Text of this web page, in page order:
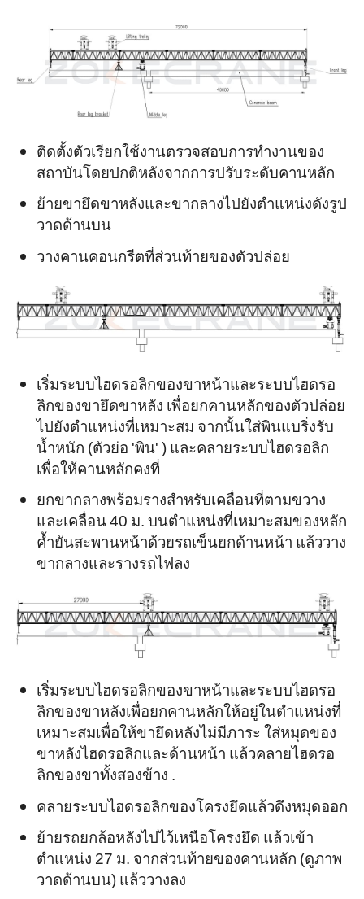
ติดตั้งตัวเรียกใช้งานตรวจสอบการทำงานของ
สถาบันโดยปกติหลังจากการปรับระดับคานหลัก
ย้ายขายึดขาหลังและขากลางไปยังตำแหน่งดังรูป
วาดด้านบน
วางคานคอนกรีตที่ส่วนท้ายของตัวปล่อย
เริ่มระบบไฮดรอลิกของขาหน้าและระบบไฮดรอ
ลิกของขายึดขาหลัง เพื่อยกคานหลักของตัวปล่อย
ไปยังตำแหน่งที่เหมาะสม จากนั้นใส่พินแบริ่งรับ
น้ำหนัก (ตัวย่อ 'พิน' ) และคลายระบบไฮดรอลิก
เพื่อให้คานหลักคงที่
ยกขากลางพร้อมรางสำหรับเคลื่อนที่ตามขวาง
และเคลื่อน 40 ม. บนตำแหน่งที่เหมาะสมของหลัก
ค้ำยันสะพานหน้าด้วยรถเข็นยกด้านหน้า แล้ววาง
ขากลางและรางรถไฟลง
เริ่มระบบไฮดรอลิกของขาหน้าและระบบไฮดรอ
ลิกของขาหลังเพื่อยกคานหลักให้อยู่ในตำแหน่งที่
เหมาะสมเพื่อให้ขายึดหลังไม่มีภาระ ใส่หมุดของ
ขาหลังไฮดรอลิกและด้านหน้า แล้วคลายไฮดรอ
ลิกของขาทั้งสองข้าง .
คลายระบบไฮดรอลิกของโครงยึดแล้วดึงหมุดออก
ย้ายรถยกล้อหลังไปไว้เหนือโครงยึด แล้วเข้า
ตำแหน่ง 27 ม. จากส่วนท้ายของคานหลัก (ดูภาพ
วาดด้านบน) แล้ววางลง